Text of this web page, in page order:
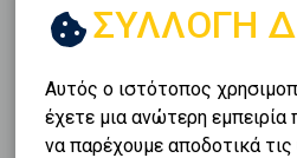
ΣΥΛΛΟΓΗ
Αυτός ο ιστότοπος
έχετε μια ανώτερη
να παρέχουμε αποδοτικά τις